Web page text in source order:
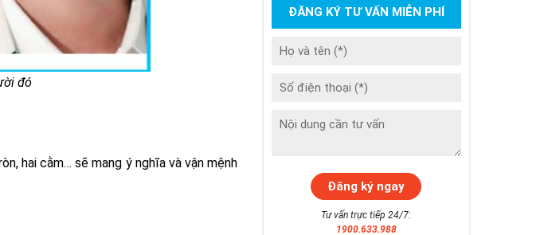
đó
hai cằm… sẽ mang ý nghĩa và vận mệnh
ĐĂNG KÝ TƯ VẤN MIỄN PHÍ
Tư vấn trực tiếp 24/7:
1900.633.988